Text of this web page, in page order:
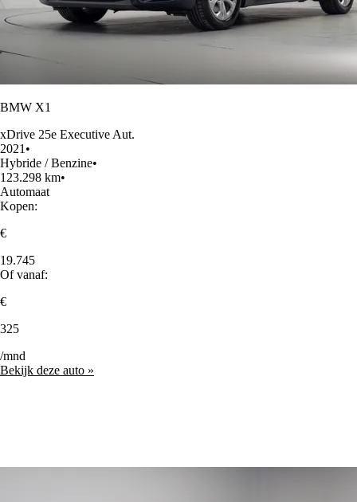
BMW X1
xDrive 25e Executive Aut.
2021 •
Hybride / Benzine•
123.298 km•
Automaat
Kopen:
€
19.745
Of vanaf:
€
325
/mnd
Bekijk deze auto »